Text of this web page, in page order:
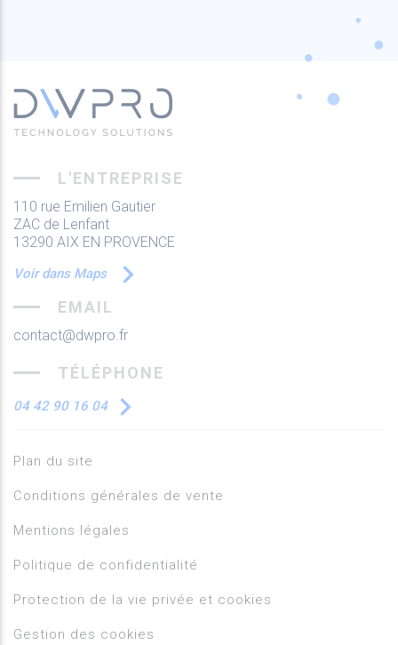
L'ENTREPRISE
110 rue Emilien Gautier
ZAC de Lenfant
13290 AIX EN PROVENCE
Voir dans Maps
EMAIL
contact@dwpro.fr
TÉLÉPHONE
04 42 90 16 04
Plan du site
Conditions générales de vente
Mentions légales
Politique de confidentialité
Protection de la vie privée et cookies
Gestion des cookies